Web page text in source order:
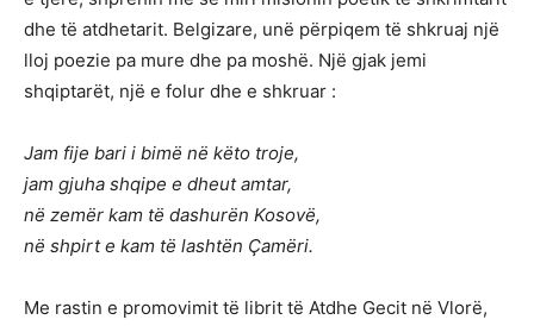
dhe të atdhetarit. Belgizare, unë përpiqem të shkruaj një
lloj poezie pa mure dhe pa moshë. Një gjak jemi
shqiptarët, një e folur dhe e shkruar :
Jam fije bari i bimë në këto troje,
jam gjuha shqipe e dheut amtar,
në zemër kam të dashurën Kosovë,
në shpirt e kam të lashtën Çamëri.
Me rastin e promovimit të librit të Atdhe Gecit në Vlorë,